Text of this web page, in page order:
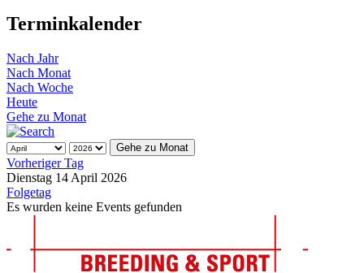
Terminkalender
Nach Jahr
Nach Monat
Nach Woche
Heute
Gehe zu Monat
Gehe zu Monat
Vorheriger Tag
Dienstag 14 April 2026
Folgetag
Es wurden keine Events gefunden